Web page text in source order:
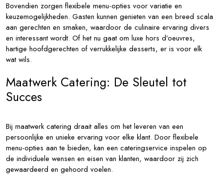
Bovendien zorgen flexibele menu-opties voor variatie en
keuzemogelijkheden. Gasten kunnen genieten van een breed scala
aan gerechten en smaken, waardoor de culinaire ervaring divers
en interessant wordt. Of het nu gaat om luxe hors d’oeuvres,
hartige hoofdgerechten of verrukkelijke desserts, er is voor elk
wat wils.
Maatwerk Catering: De Sleutel tot
Succes
Bij maatwerk catering draait alles om het leveren van een
persoonlijke en unieke ervaring voor elke klant. Door flexibele
menu-opties aan te bieden, kan een cateringservice inspelen op
de individuele wensen en eisen van klanten, waardoor zij zich
gewaardeerd en gehoord voelen.